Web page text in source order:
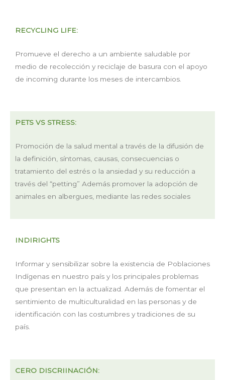
RECYCLING LIFE:
Promueve el derecho a un ambiente saludable por
medio de recolección y reciclaje de basura con el apoyo
de incoming durante los meses de intercambios.
PETS VS STRESS:
Promoción de la salud mental a través de la difusión de
la definición, síntomas, causas, consecuencias o
tratamiento del estrés o la ansiedad y su reducción a
través del “petting” Además promover la adopción de
animales en albergues, mediante las redes sociales
INDIRIGHTS
Informar y sensibilizar sobre la existencia de Poblaciones
Indígenas en nuestro país y los principales problemas
que presentan en la actualizad. Además de fomentar el
sentimiento de multiculturalidad en las personas y de
identificación con las costumbres y tradiciones de su
país.
CERO DISCRIINACIÓN: